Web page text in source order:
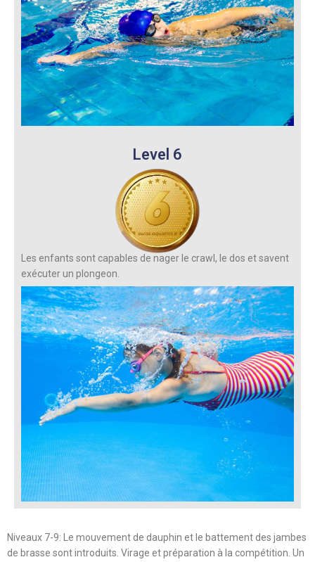
Level 6
Les enfants sont capables de nager le crawl, le dos et savent
exécuter un plongeon.
Niveaux 7-9: Le mouvement de dauphin et le battement des jambes
de brasse sont introduits. Virage et préparation à la compétition. Un